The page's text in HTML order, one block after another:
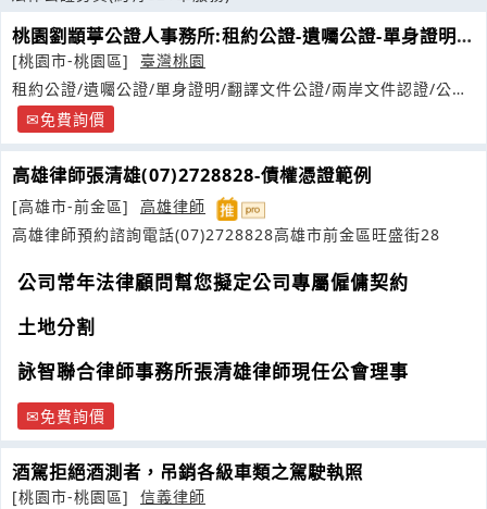
桃園劉顓葶公證人事務所:租約公證-遺囑公證-單身證明-
翻譯公證
[桃園市-桃園區]
臺灣桃園
租約公證/遺囑公證/單身證明/翻譯文件公證/兩岸文件認證/公證
結婚免費詢價
高雄律師張清雄(07)2728828-債權憑證範例
[高雄市-前金區]
高雄律師
高雄律師預約諮詢電話(07)2728828高雄市前金區旺盛街28
公司常年法律顧問幫您擬定公司專屬僱傭契約
土地分割
詠智聯合律師事務所張清雄律師現任公會理事
免費詢價
酒駕拒絕酒測者，吊銷各級車類之駕駛執照
[桃園市-桃園區]
信義律師